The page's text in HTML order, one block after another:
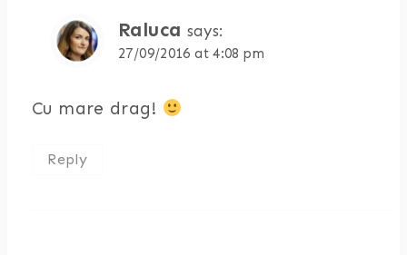
Raluca says:
27/09/2016 at 4:08 pm
Cu mare drag!
Reply